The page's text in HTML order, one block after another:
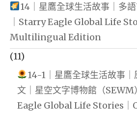
14｜星鷹全球生活故事｜多
｜Starry Eagle Global Life
Multilingual Edition
(11)
14-1｜星鷹全球生活故事
文｜星空文字博物館（
Eagle Global Life Stories